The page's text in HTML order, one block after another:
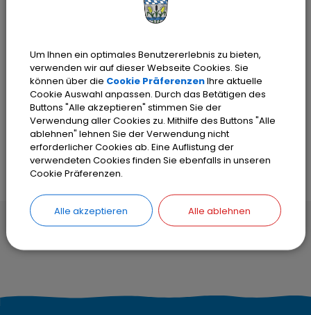
Eine Kopie Ihrer Schadensmeldung wird
Ihnen an Ihre oben hinterlegte
Emailadresse gesendet.
ABSENDEN
Hier können Sie unsere
Um Ihnen ein optimales Benutzererlebnis zu bieten,
verwenden wir auf dieser Webseite Cookies. Sie
können über die Cookie PräferenzenIhre aktuelle
Cookie Auswahl anpassen. Durch das Betätigen des
Buttons "Alle akzeptieren" stimmen Sie der
Verwendung aller Cookies zu. Mithilfe des Buttons "Alle
ablehnen" lehnen Sie der Verwendung nicht
erforderlicher Cookies ab. Eine Auflistung der
verwendeten Cookies finden Sie ebenfalls in unseren
Cookie Präferenzen.
Alle akzeptieren Alle ablehnen